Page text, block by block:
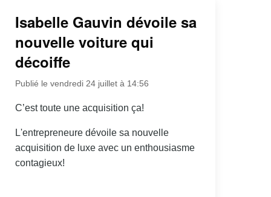
Isabelle Gauvin dévoile sa
nouvelle voiture qui
décoiffe
Publié le vendredi 24 juillet à 14:56
C’est toute une acquisition ça!
L'entrepreneure dévoile sa nouvelle
acquisition de luxe avec un enthousiasme
contagieux!